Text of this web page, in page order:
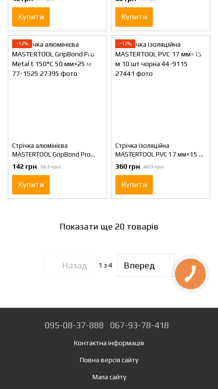
Купити
1510
Купити
−12%
Стрічка алюмінієва
MASTERTOOL GripBond Pro
Metal t 150°C 50 мм×25 м 77-
142 грн 161 грн
Купити
−12%
Стрічка ізоляційна
MASTERTOOL PVC 17 мм×15 м
10 шт чорна 44-9115
360 грн 409 грн
Купити
Показати ще 20 товарів
Назад 1 з 4 Вперед
095-08-37-888 067-93-78-418
Контактна інформація
Повна версія сайту
Мапа сайту